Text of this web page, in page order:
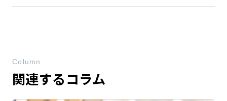
関連するコラム
Column